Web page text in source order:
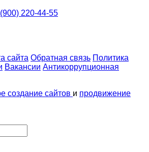
220-44-55
сайта Обратная связь Политика
Вакансии Антикоррупционная
создание сайтов и продвижение